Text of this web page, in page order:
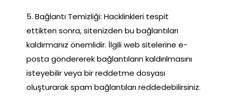
5. Bağlantı Temizliği: Hacklinkleri tespit
ettikten sonra, sitenizden bu bağlantıları
kaldırmanız önemlidir. İlgili web sitelerine e-
posta göndererek bağlantıların kaldırılmasını
isteyebilir veya bir reddetme dosyası
oluşturarak spam bağlantıları reddedebilirsiniz.